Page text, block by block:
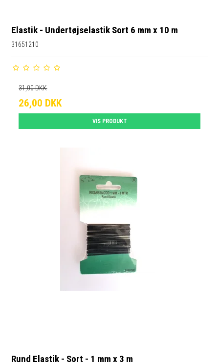
Elastik - Undertøjselastik Sort 6 mm x 10 m
31651210
31,00 DKK
26,00 DKK
VIS PRODUKT
Rund Elastik - Sort - 1 mm x 3 m